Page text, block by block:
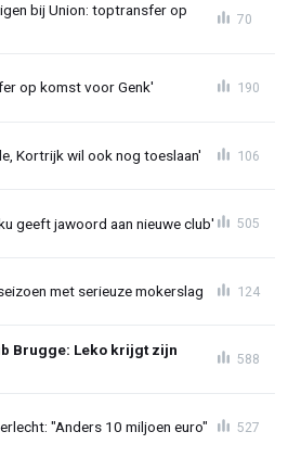
bij Union: toptransfer op
70
op komst voor Genk' 190
Kortrijk wil ook nog toeslaan' 106
geeft jawoord aan nieuwe club' 505
met serieuze mokerslag 124
Brugge: Leko krijgt zijn
588
"Anders 10 miljoen euro" 527